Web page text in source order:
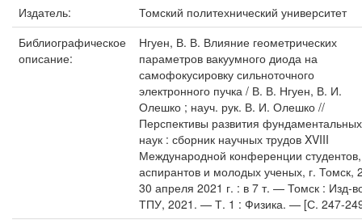
Издатель:
Томский политехнический университет
Библиографическое
описание:
Нгуен, В. В. Влияние геометрических
параметров вакуумного диода на
самофокусировку сильноточного
электронного пучка / В. В. Нгуен, В. И.
Олешко ; науч. рук. В. И. Олешко //
Перспективы развития фундаментальных
наук : сборник научных трудов XVIII
Международной конференции студентов,
аспирантов и молодых ученых, г. Томск,
30 апреля 2021 г. : в 7 т. — Томск : Изд-
ТПУ, 2021. — Т. 1 : Физика. — [С. 247-